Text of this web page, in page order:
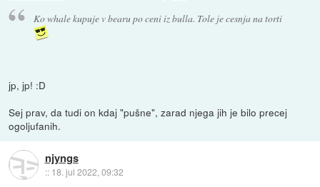
Ko whale kupuje v bearu po ceni iz bulla. Tole je cesnja na torti
jp, jp! :D
Sej prav, da tudi on kdaj "pušne", zarad njega jih je bilo precej
ogoljufanih.
njyngs
:: 18. jul 2022, 09:32